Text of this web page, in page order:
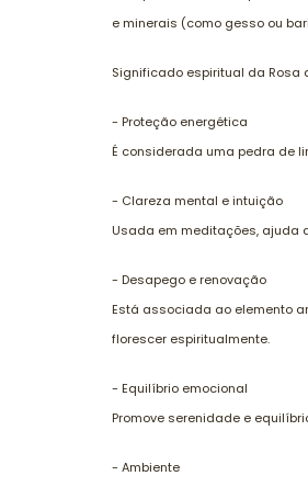
e minerais (como gesso ou
Significado espiritual da Rosa
- Proteção energética
É considerada uma pedra de
- Clareza mental e intuição
Usada em meditações, ajuda
- Desapego e renovação
Está associada ao elemento
florescer espiritualmente.
- Equilíbrio emocional
Promove serenidade e
- Ambiente